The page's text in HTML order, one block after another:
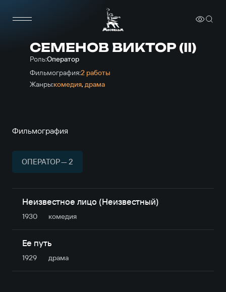
СЕМЕНОВ ВИКТОР (II)
Роль:Оператор
Фильмография:2 работы
Жанры:комедия,драма
Фильмография
ОПЕРАТОР — 2
Неизвестное лицо (Неизвестный)
1930 комедия
Ее путь
1929 драма